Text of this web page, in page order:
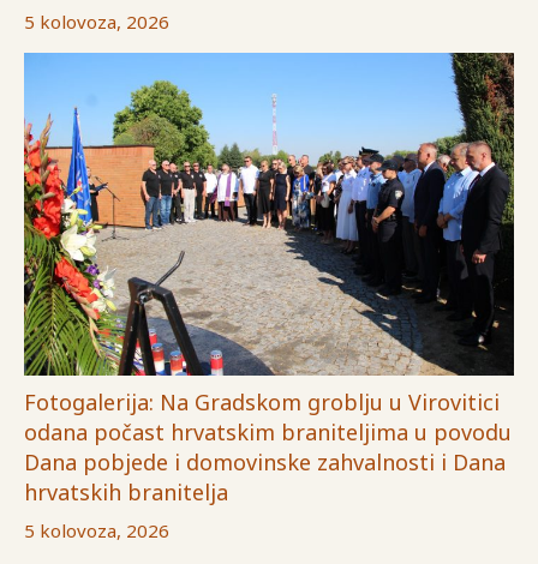
5 kolovoza, 2026
Fotogalerija: Na Gradskom groblju u Virovitici
odana počast hrvatskim braniteljima u povodu
Dana pobjede i domovinske zahvalnosti i Dana
hrvatskih branitelja
5 kolovoza, 2026